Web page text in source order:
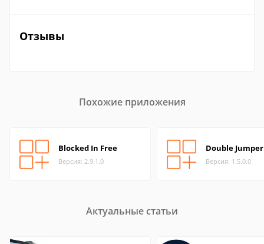
Отзывы
Похожие приложения
Blocked In Free
Версия: 2.9.1.0
Double Jumper
Версия: 1.5.0.0
Актуальные статьи